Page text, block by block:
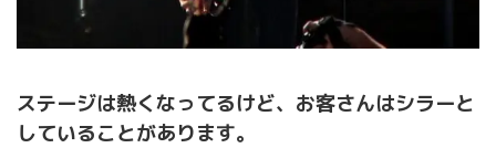
ステージは熱くなってるけど、お客さんはシラーと
していることがあります。